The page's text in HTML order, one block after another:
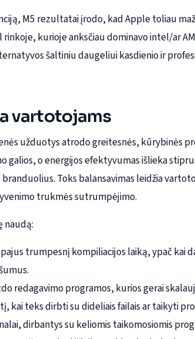
M5 rezultatai įrodo, kad Apple toliau
kurioje anksčiau dominavo intel/ar
šaltiniu daugeliui kasdienio ir
vartotojams
užduotys atrodo greitesnės, kūrybinės
galios, o energijos efektyvumas išlieka
branduolius. Toks balansavimas leidžia
trukmės sutrumpėjimo.
naudą:
trumpesnį kompiliacijos laiką, ypač kai
redagavimo programos, kurios gerai
kai teks dirbti su dideliais failais ar taikyti
dirbantys su keliomis taikomosiomis